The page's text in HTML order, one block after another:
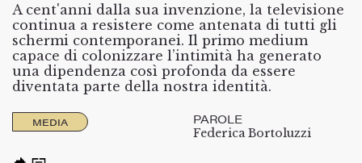
A cent'anni dalla sua invenzione, la televisione
continua a resistere come antenata di tutti gli
schermi contemporanei. Il primo medium
capace di colonizzare l’intimità ha generato
una dipendenza così profonda da essere
diventata parte della nostra identità.
MEDIA PAROLE
Federica Bortoluzzi